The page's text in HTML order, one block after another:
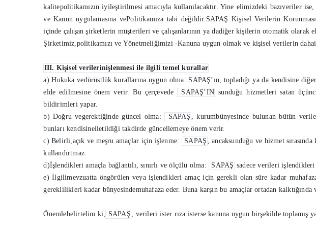
kalitepolitikamızın iyileştirilmesi amacıyla kullanılacaktır. Yine elimizdeki bazıveriler
ve Kanun uygulamasına vePolitikamıza tabi değildir.SAPAŞ Kişisel Verilerin
içinde çalışan şirketlerin müşterileri ve çalışanlarının ya dadiğer kişilerin otomatik
Şirketimiz,politikamızı ve Yönetmeliğimizi -Kanuna uygun olmak ve kişisel verilerin
III. Kişisel verilerinişlenmesi ile ilgili temel kurallar
a) Hukuka vedürüstlük kurallarına uygun olma: SAPAŞ’ın, topladığı ya da kendisine
elde edilmesine önem verir. Bu çerçevede
SAPAŞ’IN sunduğu hizmetleri satan
bildirimleri yapar.
b) Doğru vegerektiğinde güncel olma:
SAPAŞ , kurumbünyesinde bulunan bütün
bunları kendisineiletildiği takdirde güncellemeye önem verir.
c) Belirli,açık ve meşru amaçlar için işlenme:
SAPAŞ , ancaksunduğu ve hizmet
kullandırtmaz.
d)İşlendikleri amaçla bağlantılı, sınırlı ve ölçülü olma:
SAPAŞ sadece verileri işlendikleri
e) İlgilimevzuatta öngörülen veya işlendikleri amaç için gerekli olan süre kadar
gereklilikleri kadar bünyesindemuhafaza eder. Buna karşın bu amaçlar ortadan
Önemlebelirtelim ki, SAPAŞ , verileri ister rıza isterse kanuna uygun birşekilde toplamış